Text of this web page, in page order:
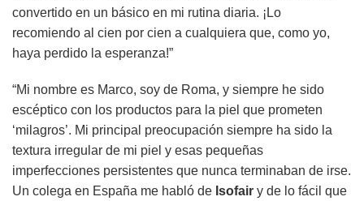
convertido en un básico en mi rutina diaria. ¡Lo
recomiendo al cien por cien a cualquiera que, como yo,
haya perdido la esperanza!”
“Mi nombre es Marco, soy de Roma, y siempre he sido
escéptico con los productos para la piel que prometen
‘milagros’. Mi principal preocupación siempre ha sido la
textura irregular de mi piel y esas pequeñas
imperfecciones persistentes que nunca terminaban de irse.
Un colega en España me habló de Isofair y de lo fácil que